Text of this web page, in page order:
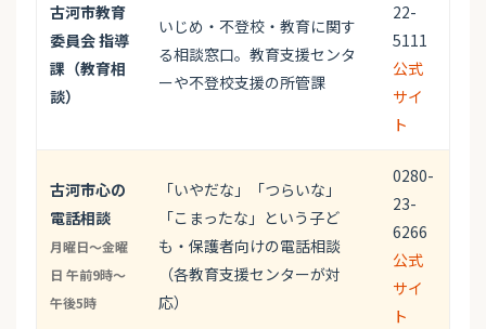
古河市教育
委員会 指導
課（教育相
談）
いじめ・不登校・教育に関す
る相談窓口。教育支援センタ
ーや不登校支援の所管課
22-
5111
公式
サイ
ト
古河市心の
電話相談
月曜日～金曜
日 午前9時～
午後5時
「いやだな」「つらいな」
「こまったな」という子ど
も・保護者向けの電話相談
（各教育支援センターが対
応）
0280-
23-
6266
公式
サイ
ト